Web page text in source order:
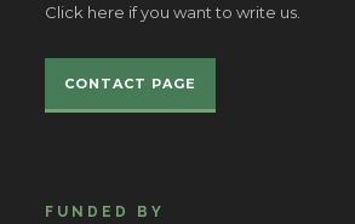
Click here if you want to write us.
CONTACT PAGE
FUNDED BY